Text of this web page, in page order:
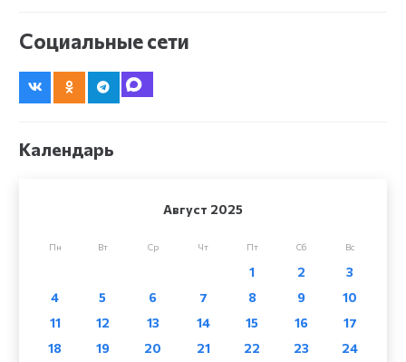
Социальные сети
Календарь
Август 2025
Пн Вт Ср Чт Пт Сб Вс
1 2
3
4
5 6 7 8 9
10
11
12 13 14 15 16
17
18
19 20 21 22 23
24